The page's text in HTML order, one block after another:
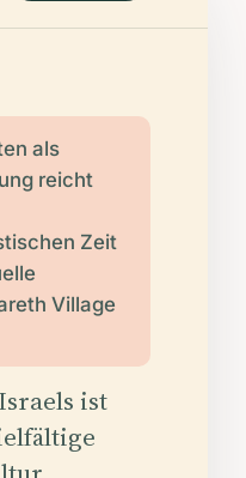
als
reicht
Zeit
Village
ist